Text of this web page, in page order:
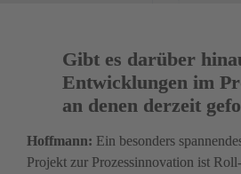
Gibt es darüber
Entwicklungen im
an denen derzeit
Hoffmann: Ein besonders
Projekt zur Prozessinnovation ist